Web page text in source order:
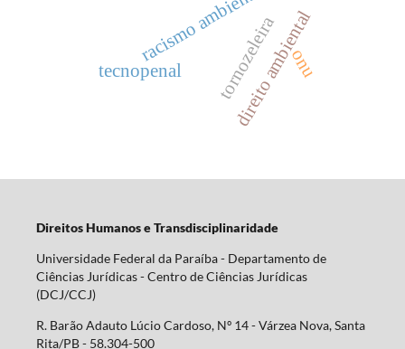
tornozeleira
tecnopenal direito ambiental
racismo ambiental onu
Direitos Humanos e Transdisciplinaridade
Universidade Federal da Paraíba - Departamento de
Ciências Jurídicas - Centro de Ciências Jurídicas
(DCJ/CCJ)
R. Barão Adauto Lúcio Cardoso, Nº 14 - Várzea Nova, Santa
Rita/PB - 58.304-500